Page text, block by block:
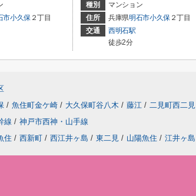
市小久保２丁目
種別
マンション
住所
兵庫県明石市小久保２丁目
交通
西明石駅
徒歩2分
/ 魚住町金ケ崎 / 大久保町谷八木 / 藤江 / 二見町西二見
線 / 神戸市西神・山手線
住 / 西新町 / 西江井ヶ島 / 東二見 / 山陽魚住 / 江井ヶ島